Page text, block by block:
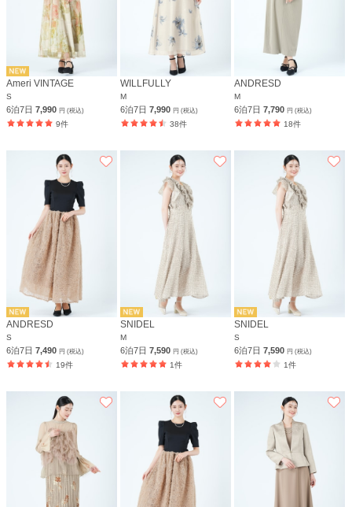
Ameri VINTAGE
S
6泊7日 7,990 円 (税込)
9件
WILLFULLY
M
6泊7日7,990円 (税込)
38件
ANDRESD
M
6泊7日7,790円 (税込)
18件
ANDRESD
S
6泊7日 7,490 円 (税込)
19件
SNIDEL
M
6泊7日7,590円 (税込)
1件
SNIDEL
S
6泊7日7,590円 (税込)
1件